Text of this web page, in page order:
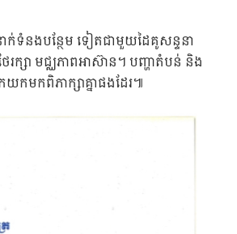
នាក់ទំនងបន្ថែម ទៀតជាមួយដៃគូសន្ទនា
ក្សា មជ្ឈភាពអាស៊ាន។ បញ្ហាតំបន់ និង
កមកពិភាក្សាគ្នាផងដែរ៕